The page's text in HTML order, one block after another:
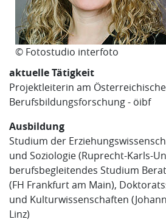
© Fotostudio interfoto
aktuelle Tätigkeit
Projektleiterin am
Berufsbildungsforschung - öibf
Ausbildung
Studium der
und Soziologie (Ruprecht-Karls-
berufsbegleitendes Studium
(FH Frankfurt am Main),
und Kulturwissenschaften
Linz)